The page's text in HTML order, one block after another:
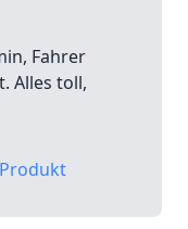
Fahrer
Alles toll,